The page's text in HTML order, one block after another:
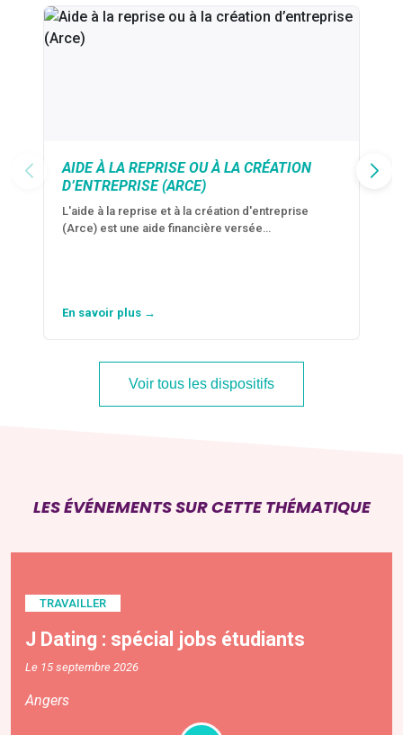
AIDE À LA REPRISE OU À LA CRÉATION
D’ENTREPRISE (ARCE)
L'aide à la reprise et à la création d'entreprise
(Arce) est une aide financière versée…
En savoir plus →
Voir tous les dispositifs
LES ÉVÉNEMENTS SUR CETTE THÉMATIQUE
TRAVAILLER
J Dating : spécial jobs étudiants
Le 15 septembre 2026
Angers